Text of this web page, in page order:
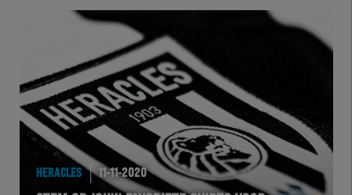
HERACLES 11-11-2020